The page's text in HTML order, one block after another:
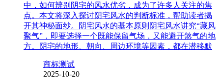
中，如何辨别阴宅的风水优劣，成为了许多人关注的焦
点。本文将深入探讨阴宅风水的判断标准，帮助读者揭
开其神秘面纱。阴宅风水的基本原则阴宅风水讲究“藏风
聚气”，即要选择一个既能保留气场，又能避开煞气的地
方。阴宅的地形、朝向、周边环境等因素，都在潜移默
商标测试
2025-10-20